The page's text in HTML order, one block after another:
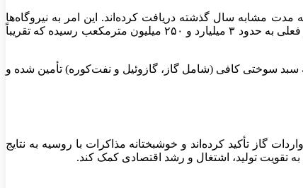
نیروگاه‌ها حدود ۲.۵ میلیارد مترمکعب گاز بیشتر نسبت به مدت مشابه سال گذشته دریافت کرده‌اند. این امر به نیروگاه‌ها
اجازه داده است تا به جای سوخت مایع، از گاز بیشتری استفاده کنند و در نتیجه، ذخایر سوخت مایع برای ورود به فصل سرد افزایش یابد. ذخایر فعلی به حدود ۳ میلیارد و ۲۵۰ میلیون مترمکعب رسیده که تقریباً
سوختی کافی (شامل گاز، گازوئیل و نفت‌کوره) تأمین شده و
گاز تأکید کرده‌اند و خوشبختانه مذاکرات با روسیه به نتایج
تقویت تولید، اشتغال و رشد اقتصادی کمک کند.